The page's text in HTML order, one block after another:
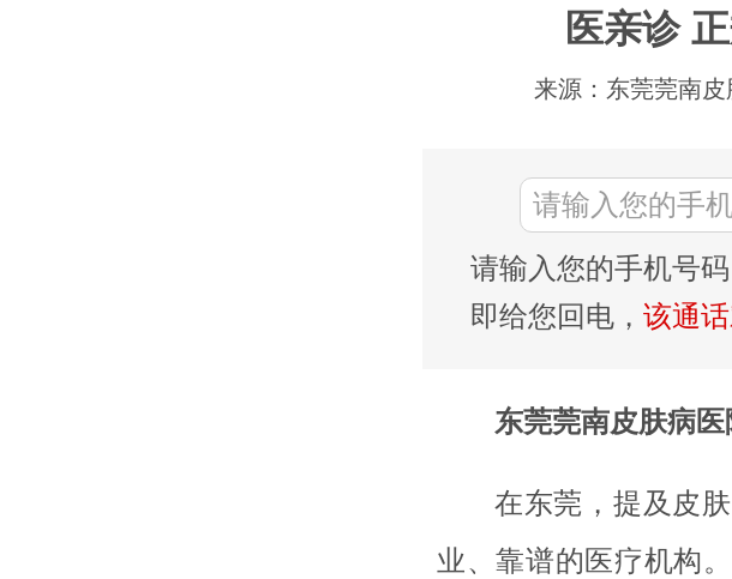
医亲诊
来源：东莞莞南
请输入您的手机号
即给您回电， 该通
东莞莞南皮肤病
在东莞，提及皮
业、靠谱的医疗机构